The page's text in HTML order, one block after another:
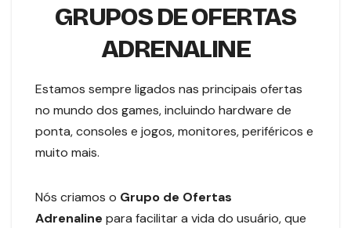
GRUPOS DE OFERTAS
ADRENALINE
Estamos sempre ligados nas principais ofertas
no mundo dos games, incluindo hardware de
ponta, consoles e jogos, monitores, periféricos e
muito mais.
Nós criamos o Grupo de Ofertas
Adrenaline para facilitar a vida do usuário, que